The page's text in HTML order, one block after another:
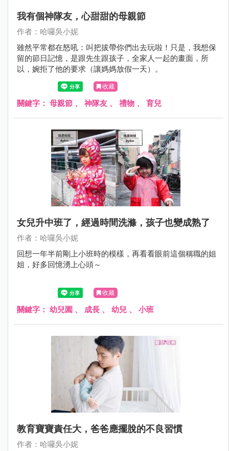
我有個神隊友，心甜甜的母親節
作者：哈囉吳小妮
雖然平常都在怒吼：叫把拔帶你們出去玩啦！只是，我想保
留的節日記憶，是跟先生跟孩子，全家人一起的畫面，所
以，婉拒了他的要求（讓媽媽放假一天）。
收藏
關鍵字： 母親節 、 神隊友 、 禮物 、 育兒
女兒升中班了，經過時間洗滌，孩子也變成熟了
作者：哈囉吳小妮
回想一年半前剛上小班時的模樣，再看看眼前這個稱職的姐
姐，好多回憶湧上心頭～
收藏
關鍵字： 幼兒園 、 成長 、 幼兒 、 小班
教育寶寶責任大，爸爸應擺脫的不良習慣
作者：哈囉吳小妮